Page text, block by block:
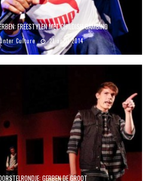
FREESTYLEN MET CHILDISH GAMBINO
Culture 21 april 2014
GERBEN DE GROOT